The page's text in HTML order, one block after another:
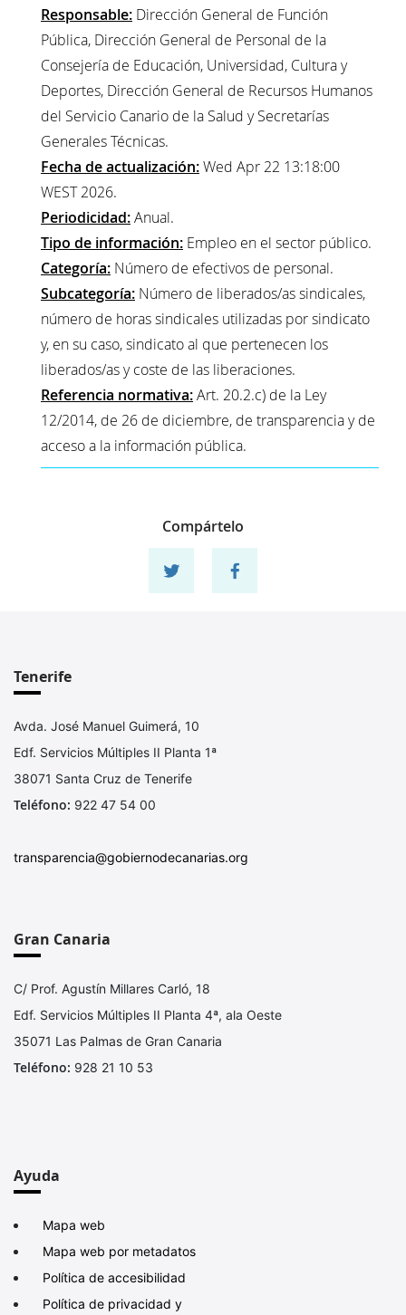
Responsable: Dirección General de Función
Pública, Dirección General de Personal de la
Consejería de Educación, Universidad, Cultura y
Deportes, Dirección General de Recursos Humanos
del Servicio Canario de la Salud y Secretarías
Generales Técnicas.
Fecha de actualización:Wed Apr 22 13:18:00
WEST 2026.
Periodicidad:Anual.
Tipo de información: Empleo en el sector público.
Categoría: Número de efectivos de personal.
Subcategoría: Número de liberados/as sindicales,
número de horas sindicales utilizadas por sindicato
y, en su caso, sindicato al que pertenecen los
liberados/as y coste de las liberaciones.
Referencia normativa:Art. 20.2.c) de la Ley
12/2014, de 26 de diciembre, de transparencia y de
acceso a la información pública.
Compártelo
Tenerife
Avda. José Manuel Guimerá, 10
Edf. Servicios Múltiples II Planta 1ª
38071 Santa Cruz de Tenerife
Teléfono: 922 47 54 00
transparencia@gobiernodecanarias.org
Gran Canaria
C/ Prof. Agustín Millares Carló, 18
Edf. Servicios Múltiples II Planta 4ª, ala Oeste
35071 Las Palmas de Gran Canaria
Teléfono: 928 21 10 53
Ayuda
Mapa web
Mapa web por metadatos
Política de accesibilidad
Política de privacidad y